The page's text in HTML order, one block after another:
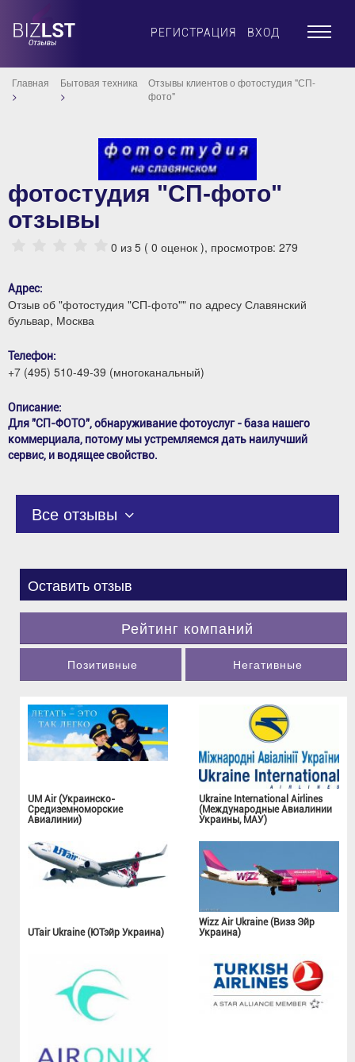
РЕГИСТРАЦИЯ ВХОД ×
Главная Бытовая техника
Отзывы клиентов о фотостудия "СП-
фото"
фотостудия "СП-фото"
отзывы
0 из 5 ( 0 оценок ), просмотров: 279
Адрес:
Отзыв об "фотостудия "СП-фото"" по адресу Славянский
бульвар, Москва
Телефон:
+7 (495) 510-49-39 (многоканальный)
Описание:
Для "СП-ФОТО", обнаруживание фотоуслуг - база нашего
коммерциала, потому мы устремляемся дать наилучший
сервис, и водящее свойство.
Все отзывы
Оставить отзыв
Рейтинг компаний
Позитивные Негативные
UM Air (Украинско-
Средиземноморские
Авиалинии)
Ukraine International Airlines
(Международные Авиалинии
Украины, МАУ)
UTair Ukraine (ЮТэйр Украина)
Wizz Air Ukraine (Визз Эйр
Украина)